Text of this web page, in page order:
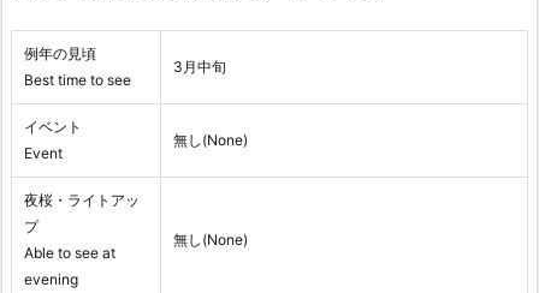
例年の見頃
Best time to see
3月中旬
イベント
Event
無し(None)
夜桜・ライトアッ
プ
Able to see at
evening
無し(None)